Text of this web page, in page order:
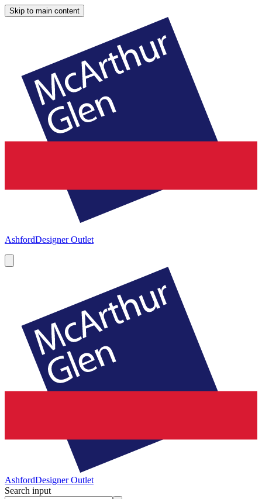
Skip to main content
AshfordDesigner Outlet
AshfordDesigner Outlet
Search input